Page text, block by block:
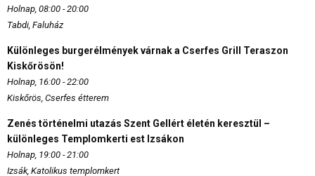
Holnap, 08:00 - 20:00
Tabdi, Faluház
Különleges burgerélmények várnak a Cserfes Grill Teraszon
Kiskőrösön!
Holnap, 16:00 - 22:00
Kiskőrös, Cserfes étterem
Zenés történelmi utazás Szent Gellért életén keresztül –
különleges Templomkerti est Izsákon
Holnap, 19:00 - 21:00
Izsák, Katolikus templomkert